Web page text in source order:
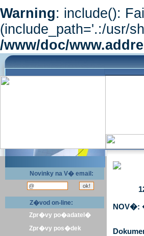
Warning: include():
(include_path='.:/usr/
/www/doc/
Novinky na V� email:
Z�vod on-line:
Zpr�vy po�adatel�
Zpr�vy pos�dek
NOV�: